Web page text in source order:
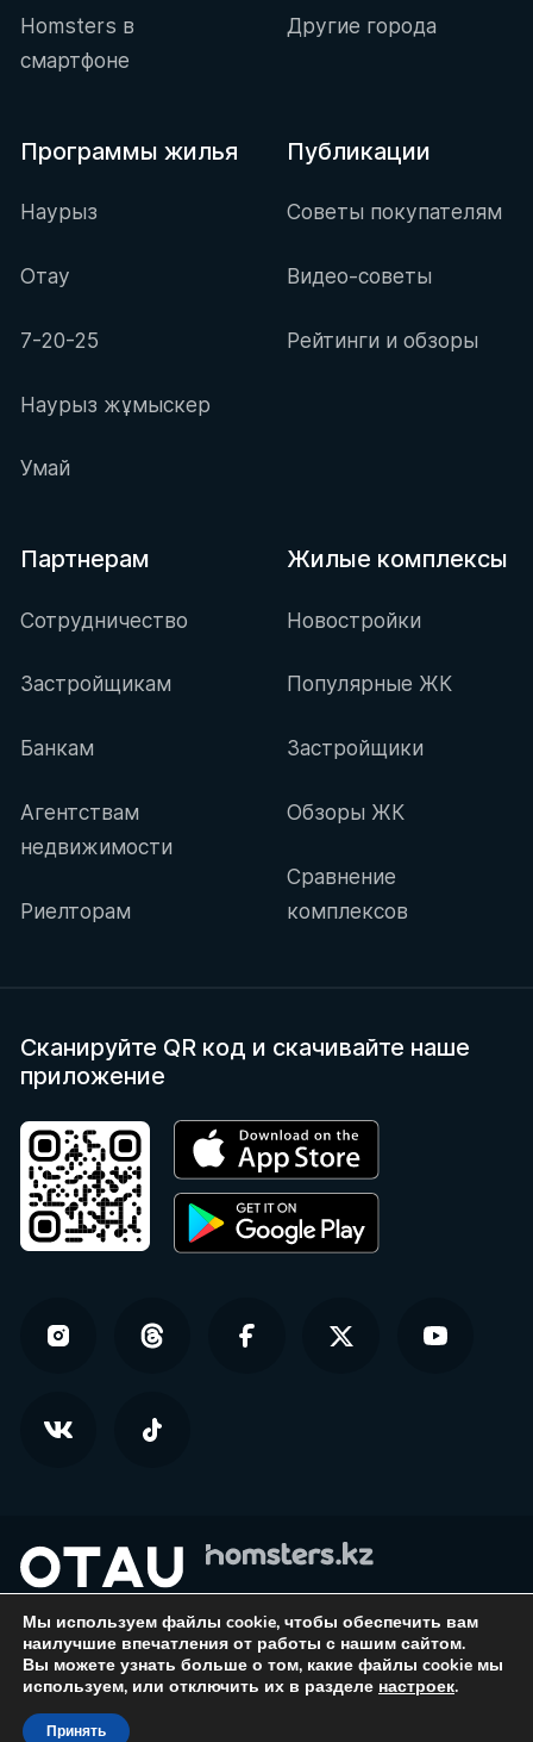
Homsters в
смартфоне
Другие города
Программы жилья
Наурыз
Отау
7-20-25
Наурыз жұмыскер
Умай
Публикации
Советы покупателям
Видео-советы
Рейтинги и обзоры
Партнерам
Сотрудничество
Застройщикам
Банкам
Агентствам
недвижимости
Риелторам
Жилые комплексы
Новостройки
Популярные ЖК
Застройщики
Обзоры ЖК
Сравнение
комплексов
Сканируйте QR код и скачивайте наше
приложение
© Homsters.kz — все права защищены
Политика конфиденциальности
Политика конфиденциальности
Мы используем файлы cookie, чтобы обеспечить вам
наилучшие впечатления от работы с нашим сайтом.
Вы можете узнать больше о том, какие файлы cookie мы
используем, или отключить их в разделе настроек.
Принять